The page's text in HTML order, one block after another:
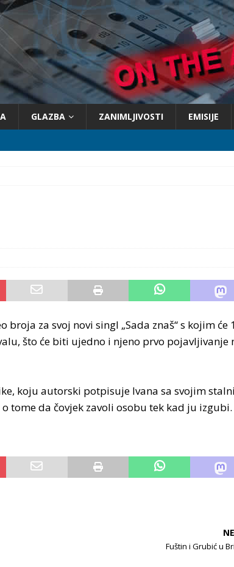
GLAZBA ZANIMLJIVOSTI EMISIJE
za svoj novi singl „Sada znaš“ s kojim će
što će biti ujedno i njeno prvo pojavljivanje
koju autorski potpisuje Ivana sa svojim
tome da čovjek zavoli osobu tek kad ju izgubi.
Fuštin i Grubić u